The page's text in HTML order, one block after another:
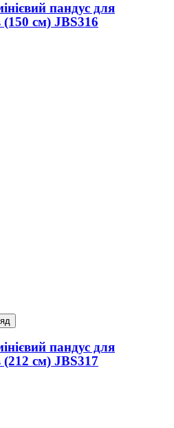
пандус для
(150 см) JBS316
пандус для
(212 см) JBS317